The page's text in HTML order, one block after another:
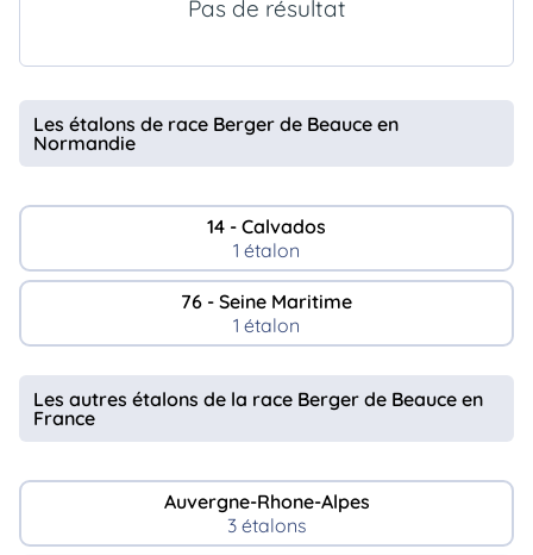
Pas de résultat
Les étalons de race Berger de Beauce en
Normandie
14 - Calvados
1 étalon
76 - Seine Maritime
1 étalon
Les autres étalons de la race Berger de Beauce en
France
Auvergne-Rhone-Alpes
3 étalons